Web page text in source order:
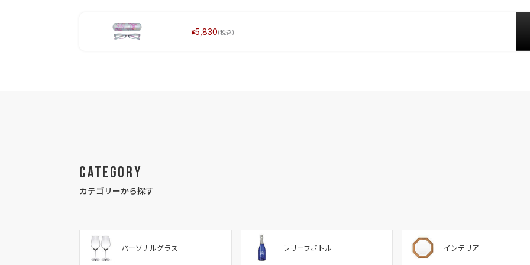
5,830
Category
カテゴリーから探す
パーソナルグラス レリーフボトル インテリア